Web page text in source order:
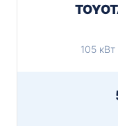
105 кВт